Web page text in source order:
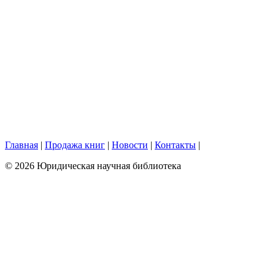
Главная | Продажа книг | Новости | Контакты |
© 2026 Юридическая научная библиотека